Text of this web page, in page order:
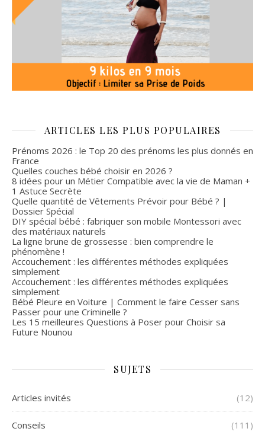
ARTICLES LES PLUS POPULAIRES
Prénoms 2026 : le Top 20 des prénoms les plus donnés en
France
Quelles couches bébé choisir en 2026 ?
8 idées pour un Métier Compatible avec la vie de Maman +
1 Astuce Secrète
Quelle quantité de Vêtements Prévoir pour Bébé ? |
Dossier Spécial
DIY spécial bébé : fabriquer son mobile Montessori avec
des matériaux naturels
La ligne brune de grossesse : bien comprendre le
phénomène !
Accouchement : les différentes méthodes expliquées
simplement
Accouchement : les différentes méthodes expliquées
simplement
Bébé Pleure en Voiture | Comment le faire Cesser sans
Passer pour une Criminelle ?
Les 15 meilleures Questions à Poser pour Choisir sa
Future Nounou
SUJETS
Articles invités (12)
Conseils (111)